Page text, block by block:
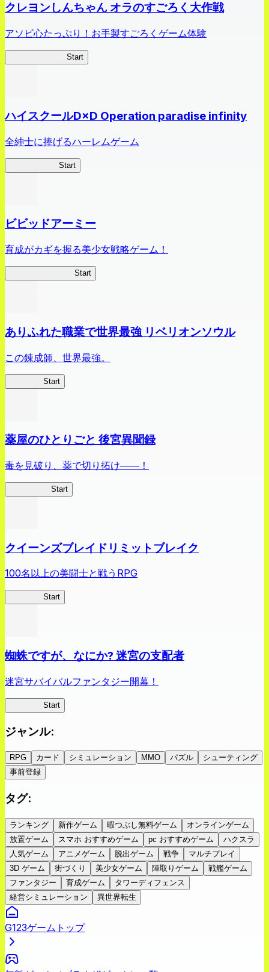
クレヨンしんちゃん オラのすごろく大作戦
アソビ心たっぷり！お手製すごろくゲーム体験
Start
ハイスクールD×D Operation paradise infinity
全紳士に捧げるハーレムゲーム
Start
ビビッドアーミー
育成がカギを握る美少女戦略ゲーム！
Start
ありふれた職業で世界最強 リベリオンソウル
この錬成師、世界最強。
Start
薬屋のひとりごと 後宮異聞録
毒を見破り、薬で切り拓け――！
Start
クイーンズブレイドリミットブレイク
100名以上の美闘士と戦うRPG
Start
蜘蛛ですが、なにか? 迷宮の支配者
迷宮サバイバルファンタジー開幕！
Start
ジャンル:
RPG カード シミュレーション MMO パズル
シューティング
事前登録
タグ:
ランキング 新作ゲーム 暇つぶし無料ゲーム
オンラインゲーム
放置ゲーム
スマホ おすすめゲーム pc おすすめゲーム
ハクスラ
人気ゲーム
アニメゲーム 脱出ゲーム 戦争
マルチプレイ
3D ゲーム
街づくり 美少女ゲーム 陣取りゲーム
戦艦ゲーム
ファンタジー
育成ゲーム
タワーディフェンス
経営シミュレーション
異世界転生
G123ゲームトップ